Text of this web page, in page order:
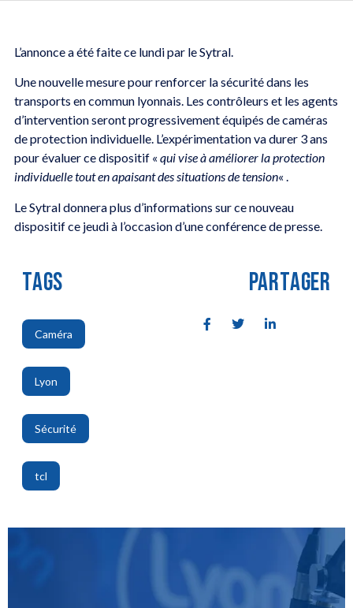
L’annonce a été faite ce lundi par le Sytral.
Une nouvelle mesure pour renforcer la sécurité dans les
transports en commun lyonnais. Les contrôleurs et les agents
d’intervention seront progressivement équipés de caméras
de protection individuelle. L’expérimentation va durer 3 ans
pour évaluer ce dispositif « qui vise à améliorer la protection
individuelle tout en apaisant des situations de tension« .
Le Sytral donnera plus d’informations sur ce nouveau
dispositif ce jeudi à l’occasion d’une conférence de presse.
TAGS
Caméra
,
Lyon
,
Sécurité
,
tcl
PARTAGER